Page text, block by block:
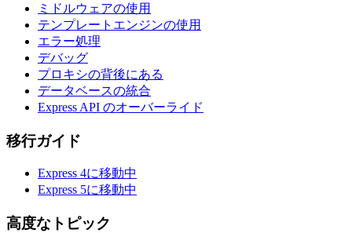
ミドルウェアの使用
テンプレートエンジンの使用
エラー処理
デバッグ
プロキシの背後にある
データベースの統合
Express API のオーバーライド
移行ガイド
Express 4に移動中
Express 5に移動中
高度なトピック